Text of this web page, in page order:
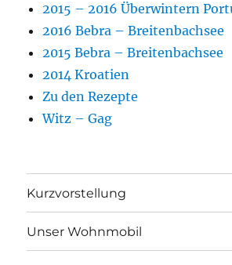
2015 – 2016 Überwintern
2016 Bebra – Breitenbachsee
2015 Bebra – Breitenbachsee
2014 Kroatien
Zu den Rezepte
Witz – Gag
Kurzvorstellung
Unser Wohnmobil